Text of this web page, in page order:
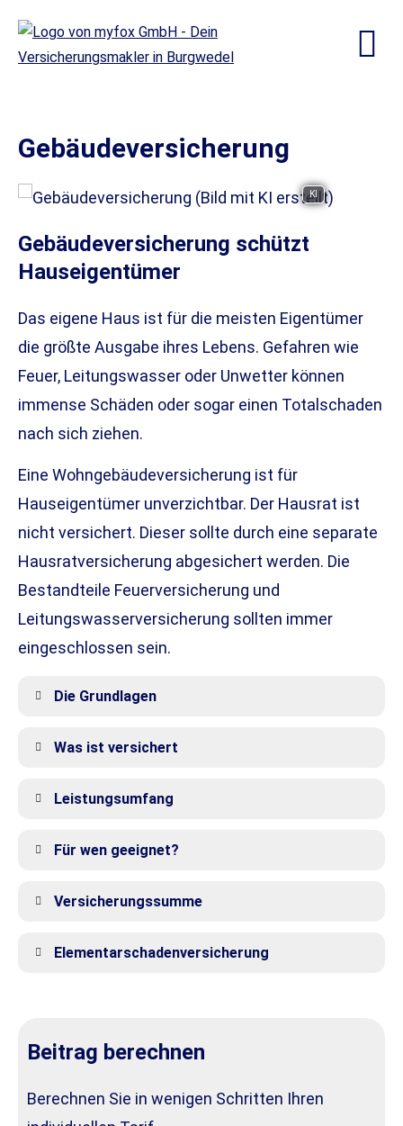
Ge­bäude­ver­si­che­rung
KI
Ge­bäude­ver­si­che­rung schützt
Hauseigentümer
Das eigene Haus ist für die meisten Eigentümer
die größte Ausgabe ihres Lebens. Gefahren wie
Feuer, Leitungswasser oder Unwetter können
immense Schäden oder sogar einen Totalschaden
nach sich ziehen.
Eine Wohngebäudeversicherung ist für
Hauseigentümer unverzichtbar. Der Hausrat ist
nicht versichert. Dieser sollte durch eine separate
Haus­rat­ver­si­che­rung abgesichert werden. Die
Bestandteile Feuerversicherung und
Leitungswasserversicherung sollten immer
eingeschlossen sein.
Die Grundlagen
Was ist versichert
Leistungsumfang
Für wen geeignet?
Versicherungssumme
Elementarschadenversicherung
Beitrag berechnen
Berechnen Sie in wenigen Schritten Ihren